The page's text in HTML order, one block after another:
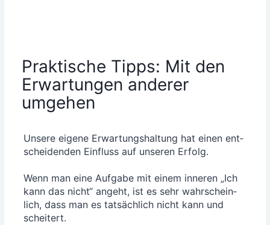
Praktische Tipps: Mit den
Erwartungen anderer
umgehen
Unse­re eige­ne Erwar­tungs­hal­tung hat einen ent­
schei­den­den Ein­fluss auf unse­ren Erfolg.
Wenn man eine Auf­ga­be mit einem inne­ren „Ich
kann das nicht“ angeht, ist es sehr wahr­schein­
lich, dass man es tat­säch­lich nicht kann und
schei­tert.